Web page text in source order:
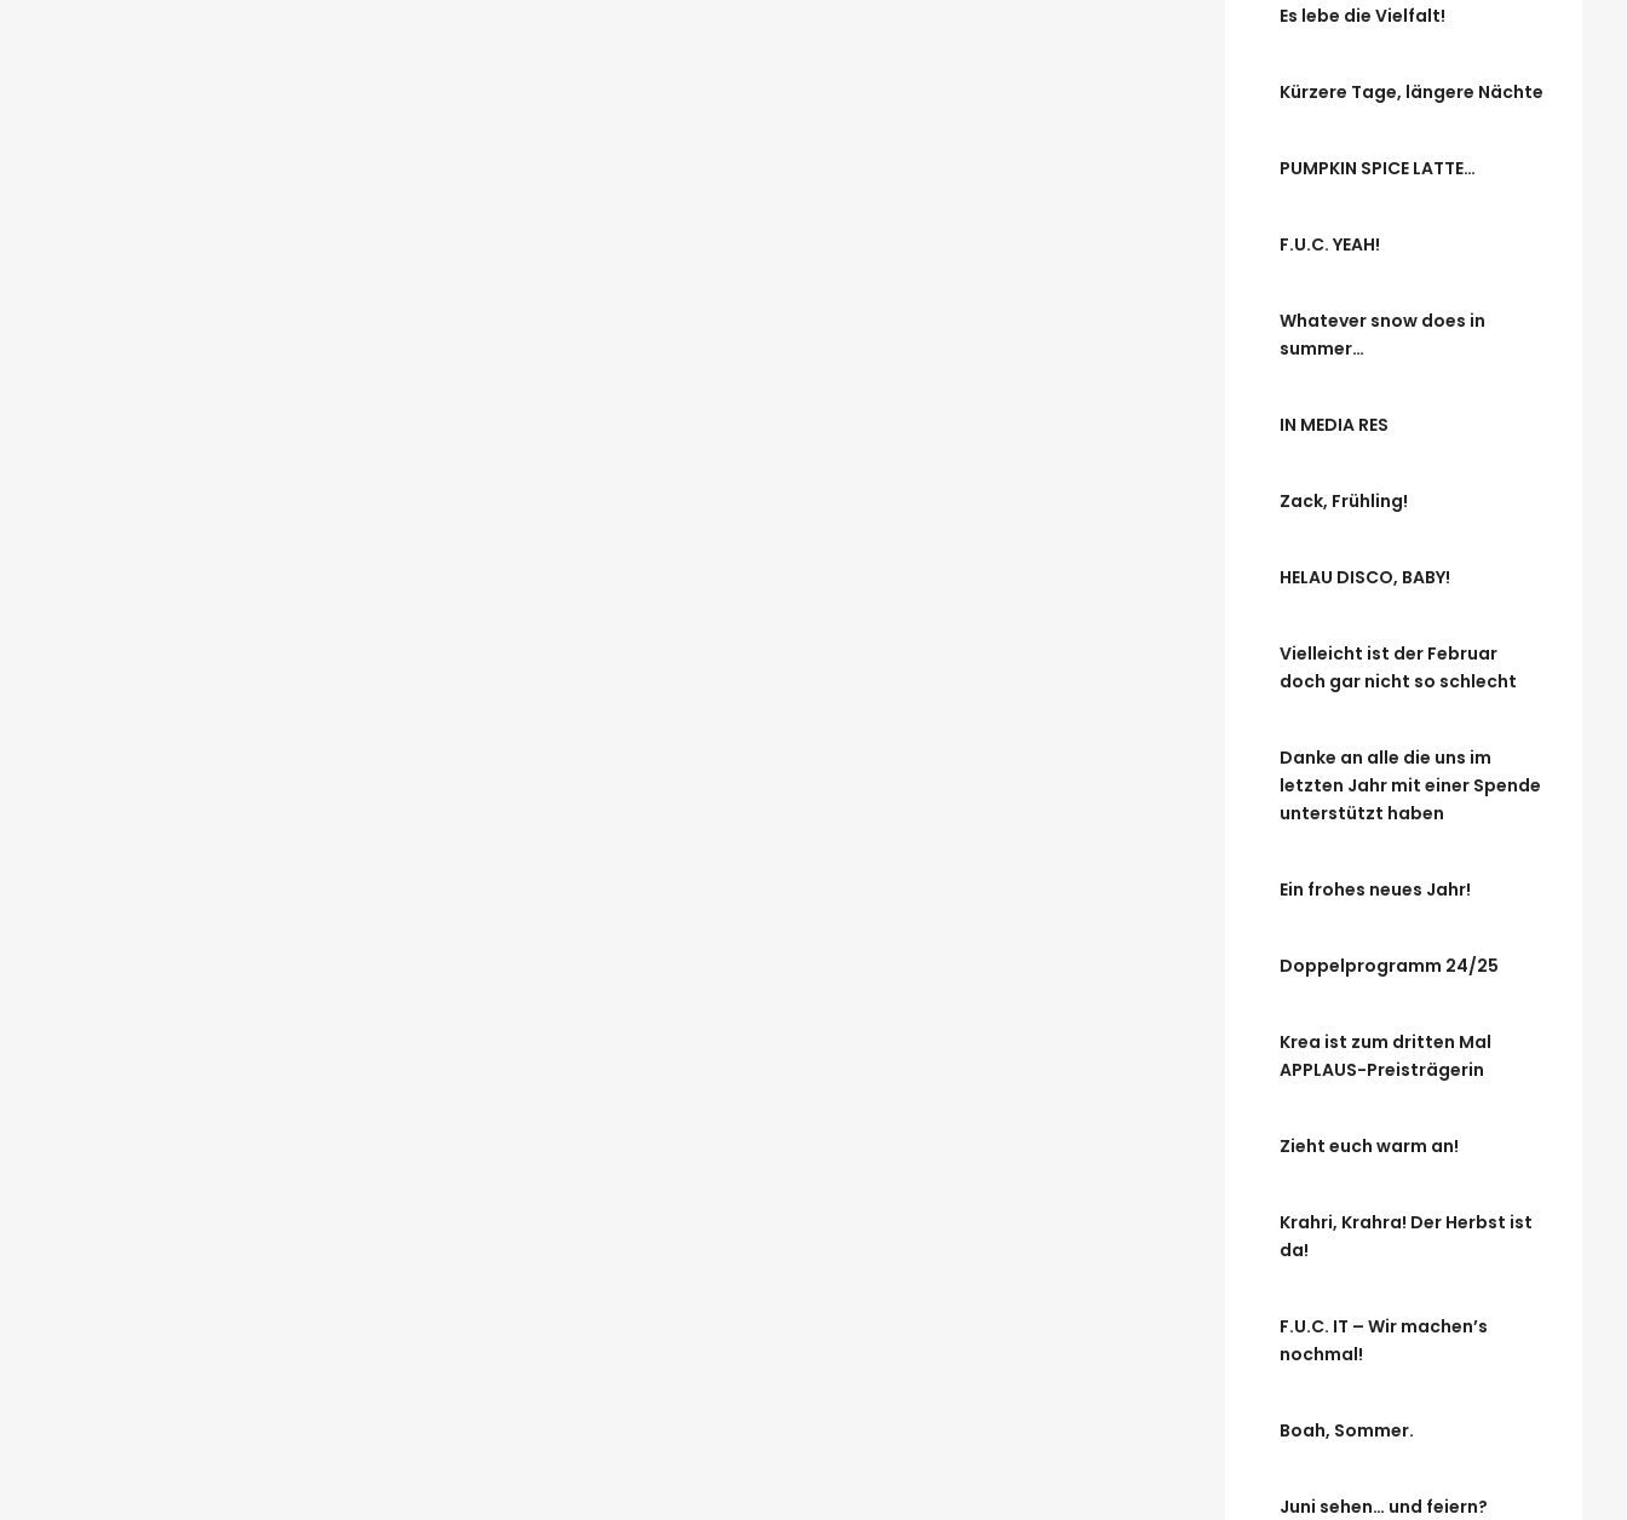
Es lebe die Vielfalt!
Kürzere Tage, längere Nächte
PUMPKIN SPICE LATTE…
F.U.C. YEAH!
Whatever snow does in
summer…
IN MEDIA RES
Zack, Frühling!
HELAU DISCO, BABY!
Vielleicht ist der Februar
doch gar nicht so schlecht
Danke an alle die uns im
letzten Jahr mit einer Spende
unterstützt haben
Ein frohes neues Jahr!
Doppelprogramm 24/25
Krea ist zum dritten Mal
APPLAUS-Preisträgerin
Zieht euch warm an!
Krahri, Krahra! Der Herbst ist
da!
F.U.C. IT – Wir machen’s
nochmal!
Boah, Sommer.
Juni sehen… und feiern?